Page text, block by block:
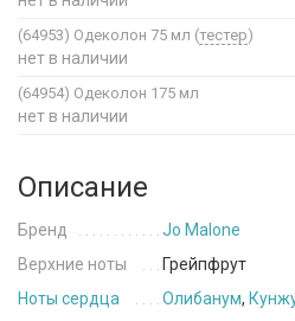
(64953) Одеколон 75 мл (тестер)
нет в наличии
(64954) Одеколон 175 мл
нет в наличии
Описание
Бренд
Jo Malone
Верхние ноты
Грейпфрут
Ноты сердца
Олибанум,